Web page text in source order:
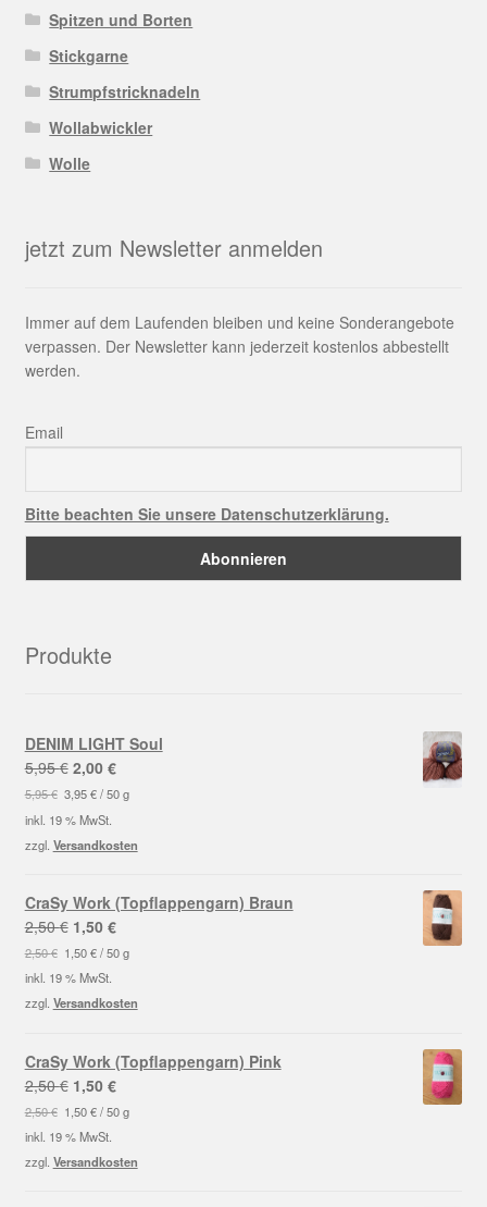
Spitzen und Borten
Stickgarne
Strumpfstricknadeln
Wollabwickler
Wolle
jetzt zum Newsletter anmelden
Immer auf dem Laufenden bleiben und keine Sonderangebote
verpassen. Der Newsletter kann jederzeit kostenlos abbestellt
werden.
Email
Bitte beachten Sie unsere Datenschutzerklärung.
Produkte
DENIM LIGHT Soul
5,95€ Ursprünglicher
Preis
war:
5,95 €
2,00 €Aktueller
Preis
2,00 €.
5,95€ 3,95€/50 g
inkl. 19 % MwSt.
zzgl. Versandkosten
CraSy Work (Topflappengarn) Braun
2,50€ Ursprünglicher
Preis
war:
2,50 €
1,50 €Aktueller
Preis
1,50 €.
2,50€ 1,50€/50 g
inkl. 19 % MwSt.
zzgl. Versandkosten
CraSy Work (Topflappengarn) Pink
2,50€ Ursprünglicher
Preis
war:
2,50 €
1,50 €Aktueller
Preis
1,50 €.
2,50€ 1,50€/50 g
inkl. 19 % MwSt.
zzgl. Versandkosten